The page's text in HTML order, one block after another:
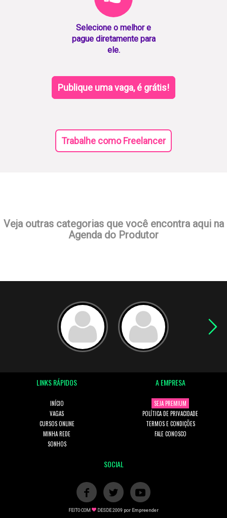
Selecione o melhor e
pague diretamente para
ele.
Publique uma vaga, é grátis!
Trabalhe como Freelancer
Veja outras categorias que você encontra aqui na
Agenda do Produtor
LINKS RÁPIDOS
INÍCIO
VAGAS
CURSOS ONLINE
MINHA REDE
SONHOS
A EMPRESA
SEJA PREMIUM
POLÍTICA DE PRIVACIDADE
TERMOS E CONDIÇÕES
FALE CONOSCO
SOCIAL
FEITO COM DESDE 2009 por Empreender